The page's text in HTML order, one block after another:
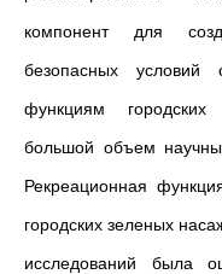
компонент для
безопасных
функциям
большой объем
Рекреационная
городских зеленых
исследований была